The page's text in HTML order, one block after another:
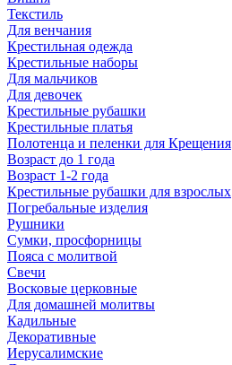
Текстиль
Для венчания
Крестильная одежда
Крестильные наборы
Для мальчиков
Для девочек
Крестильные рубашки
Крестильные платья
Полотенца и пеленки для Крещения
Возраст до 1 года
Возраст 1-2 года
Крестильные рубашки для взрослых
Погребальные изделия
Рушники
Сумки, просфорницы
Пояса с молитвой
Свечи
Восковые церковные
Для домашней молитвы
Кадильные
Декоративные
Иерусалимские